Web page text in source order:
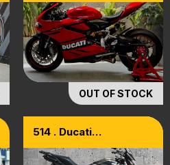
Model 2015
OUT OF STOCK
514 . Ducati
Model 2015 ABS